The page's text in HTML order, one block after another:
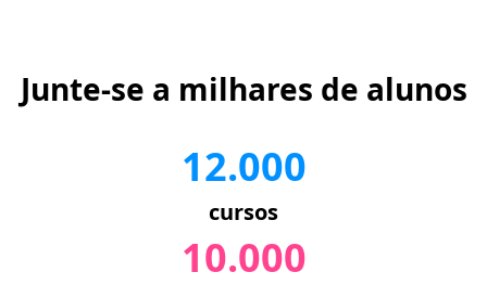
Junte-se a milhares de alunos
12.000
cursos
10.000